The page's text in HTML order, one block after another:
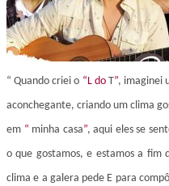
“ Quando criei o “L doT”, imaginei
aconchegante, criando um clima
em “ minha casa”, aqui eles se
o que gostamos, e estamos a
clima e a galera pede E para